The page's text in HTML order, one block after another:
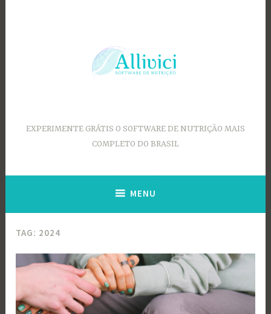
EXPERIMENTE GRÁTIS O SOFTWARE DE NUTRIÇÃO MAIS
COMPLETO DO BRASIL
MENU
TAG: 2024